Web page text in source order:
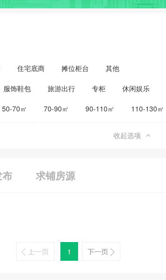
住宅底商 摊位柜台 其他
服饰鞋包 旅游出行 专柜 休闲娱乐
50-70㎡ 70-90㎡ 90-110㎡ 110-130㎡
收起选项
求铺房源
1